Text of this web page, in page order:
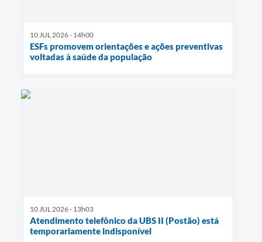
10 JUL 2026 - 14h00
ESFs promovem orientações e ações preventivas
voltadas à saúde da população
10 JUL 2026 - 13h03
Atendimento telefônico da UBS II (Postão) está
temporariamente indisponível